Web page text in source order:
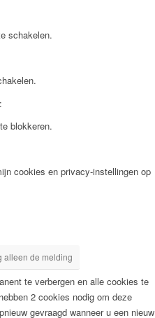
schakelen.
blokkeren.
cookies en privacy-instellingen op
alleen de melding
te verbergen en alle cookies te
2 cookies nodig om deze
gevraagd wanneer u een nieuw